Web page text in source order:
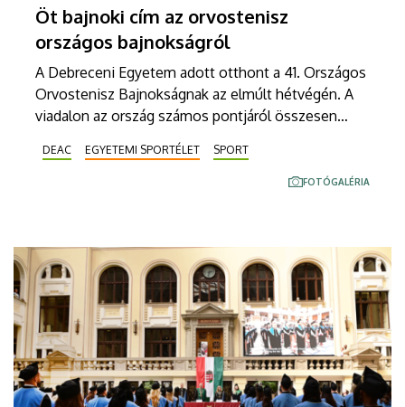
Öt bajnoki cím az orvostenisz
országos bajnokságról
A Debreceni Egyetem adott otthont a 41. Országos
Orvostenisz Bajnokságnak az elmúlt hétvégén. A
viadalon az ország számos pontjáról összesen
mintegy nyolcvanan vettek részt. A DE és a DEAC
színeiben indult sportolók öt bajnoki aranynak is
DEAC EGYETEMI SPORTÉLET SPORT
FOTÓGALÉRIA